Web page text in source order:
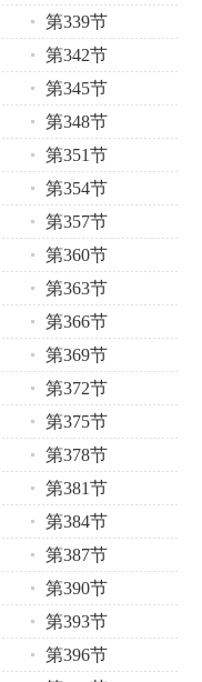
第339节
第342节
第345节
第348节
第351节
第354节
第357节
第360节
第363节
第366节
第369节
第372节
第375节
第378节
第381节
第384节
第387节
第390节
第393节
第396节